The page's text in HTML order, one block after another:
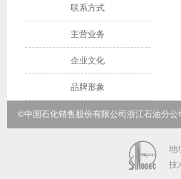
联系方式
主营业务
企业文化
品牌形象
©中国石化销售股份有限公司浙江石油分公
地
技